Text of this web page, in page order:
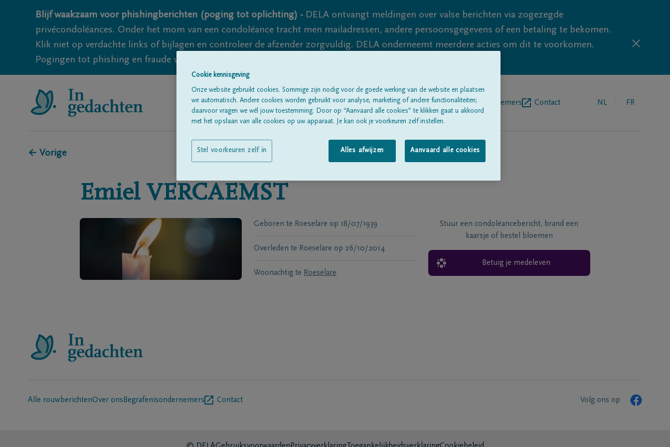
Blijf waakzaam voor phishingberichten (poging tot oplichting) - DELA ontvangt meldingen over valse berichten via zogezegde
privécondoléances. Onder het mom van een condoléance tracht men mailadressen, andere persoonsgegevens of een betaling te bekomen.
Klik niet op verdachte links of bijlagen en controleer de afzender zorgvuldig. DELA onderneemt meerdere acties om dit te voorkomen.
Pogingen tot phishing en fraude vallen echter nooit volledig uit te sluiten, dus blijf waakzaam.
Alle rouwberichten Over onsBegrafenisondernemers Contact NL FR
← Vorige
Emiel VERCAEMST
Geboren te Roeselare op 18/07/1939
Overleden te Roeselare op 26/10/2014
Woonachtig te Roeselare
Stuur een condoléancebericht, brand een
kaarsje of bestel bloemen
Betuig je medeleven
Alle rouwberichtenOver ons Begrafenisondernemers Contact Volg ons op
Cookie kennisgeving
Onze website gebruikt cookies. Sommige zijn nodig voor de goede werking van de website en plaatsen
we automatisch. Andere cookies worden gebruikt voor analyse, marketing of andere functionaliteiten;
daarvoor vragen we wél jouw toestemming. Door op “Aanvaard alle cookies” te klikken gaat u akkoord
met het opslaan van alle cookies op uw apparaat. Je kan ook je voorkeuren zelf instellen.
Alles afwijzen Aanvaard alle cookies
Stel voorkeuren zelf in